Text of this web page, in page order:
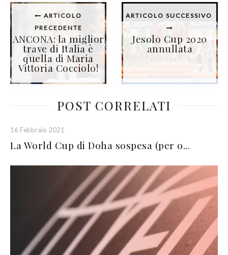
ARTICOLO
PRECEDENTE
ANCONA: la miglior
trave di Italia è
quella di Maria
Vittoria Cocciolo!
ARTICOLO SUCCESSIVO
Jesolo Cup 2020
annullata
POST CORRELATI
16 Febbraio 2021
La World Cup di Doha sospesa (per o...